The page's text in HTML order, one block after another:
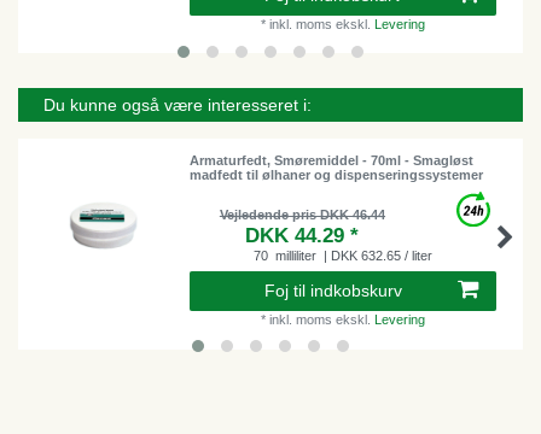
* inkl. moms ekskl. Levering
Du kunne også være interesseret i:
Armaturfedt, Smøremiddel - 70ml - Smagløst
madfedt til ølhaner og dispenseringssystemer
Vejledende pris DKK 46.44
DKK 44.29 *
70 milliliter | DKK 632.65 / liter
Foj til indkobskurv
* inkl. moms ekskl. Levering